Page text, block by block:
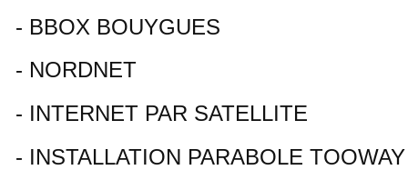
- BBOX BOUYGUES
- NORDNET
- INTERNET PAR SATELLITE
- INSTALLATION PARABOLE TOOWAY